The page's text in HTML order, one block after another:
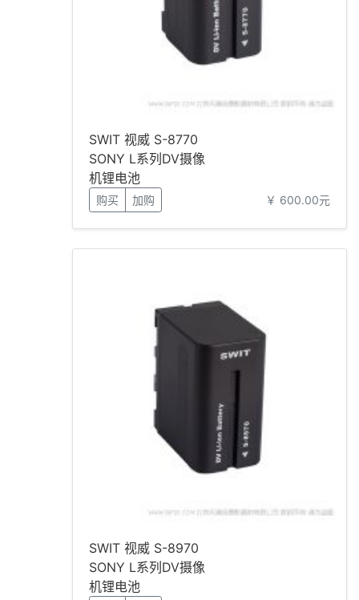
SWIT 视威 S-8770
SONY L系列DV摄像
机锂电池
购买 加购 ￥ 600.00元
SWIT 视威 S-8970
SONY L系列DV摄像
机锂电池